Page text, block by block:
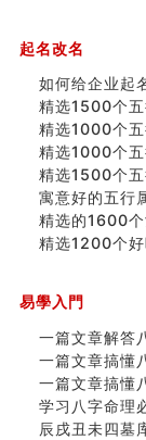
八字天干合化
起名改名
如何给企业起
精选1500个
精选1000个
精选1000个
精选1500个
寓意好的五行
精选的1600
精选1200个
易學入門
一篇文章解答
一篇文章搞懂
一篇文章搞懂
学习八字命理
辰戌丑未四墓